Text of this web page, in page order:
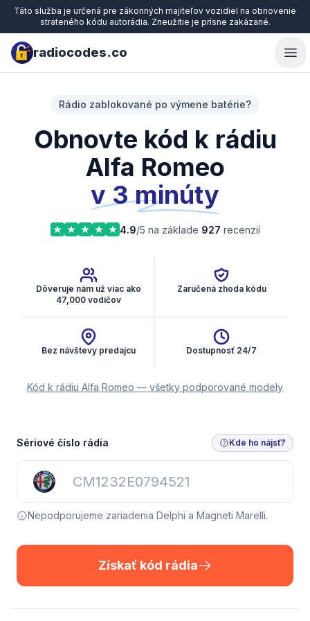
Táto služba je určená pre zákonných majiteľov vozidiel na obnovenie
strateného kódu autorádia. Zneužitie je prísne zakázané.
radiocodes.co
Rádio zablokované po výmene batérie?
Obnovte kód k rádiu
Alfa Romeo
v 3 minúty
4.9/5 na základe 927 recenzií
Dôveruje nám už viac ako
47,000 vodičov
Zaručená zhoda kódu
Bez návštevy predajcu Dostupnosť 24/7
Kód k rádiu Alfa Romeo — všetky podporované modely
Sériové číslo rádia Kde ho nájsť?
Nepodporujeme zariadenia Delphi a Magneti Marelli.
Získať kód rádia